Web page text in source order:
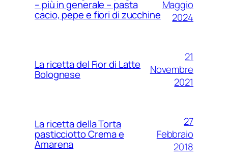
– più in generale – pasta
cacio, pepe e fiori di zucchine
Maggio
2024
La ricetta del Fior di Latte
Bolognese
21
Novembre
2021
La ricetta della Torta
pasticciotto Crema e
Amarena
27
Febbraio
2018